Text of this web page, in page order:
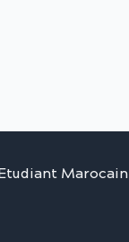
Marocain